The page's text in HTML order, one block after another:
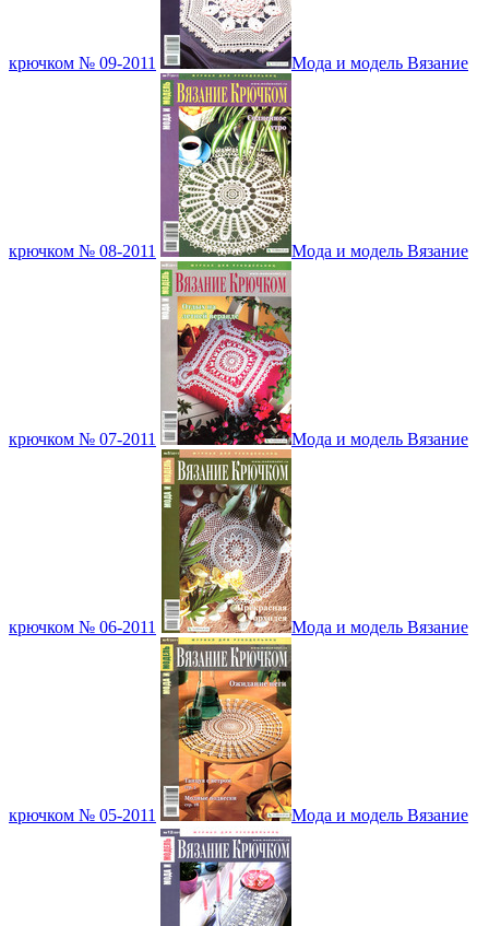
крючком № 09-2011 Мода и модель Вязание
крючком № 08-2011 Мода и модель Вязание
крючком № 07-2011 Мода и модель Вязание
крючком № 06-2011 Мода и модель Вязание
крючком № 05-2011 Мода и модель Вязание